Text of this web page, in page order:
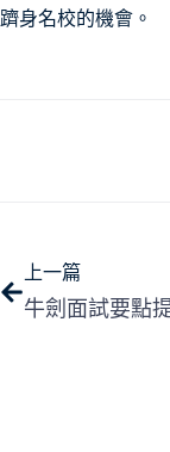
躋身名校的機會。
上一篇
牛劍面試要點